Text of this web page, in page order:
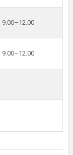
9.00–12.00
9.00–12.00